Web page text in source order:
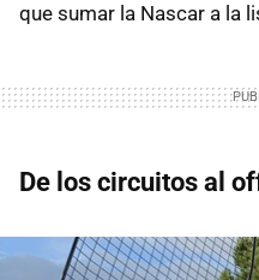
que sumar la Nascar a la
De los circuitos al